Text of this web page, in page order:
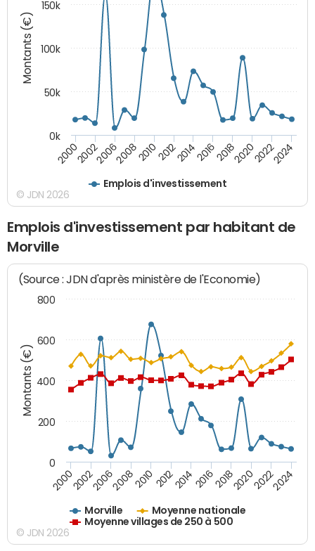
Montants (€)
Emplois d'investissement
200020022006200820102012201420162018202020222024
0k
50k
100k
150k
© JDN 2026
Emplois d'investissement par habitant de
Morville
Montants (€)
(Source : JDN d'après ministère de l'Economie)
Morville
Moyenne nationale
Moyenne villages de 250 à 500
20002002200620082010 2012201420162018202020222024
0
200
400
600
800
© JDN 2026